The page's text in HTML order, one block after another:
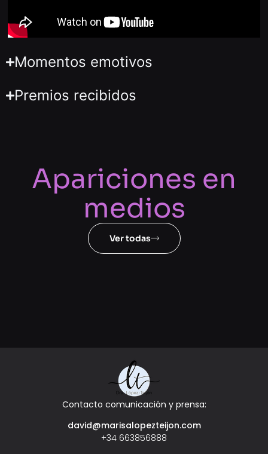
Momentos emotivos
Premios recibidos
Apariciones en
medios
Ver todas
Contacto comunicación y prensa:
david@marisalopezteijon.com
+34 663856888